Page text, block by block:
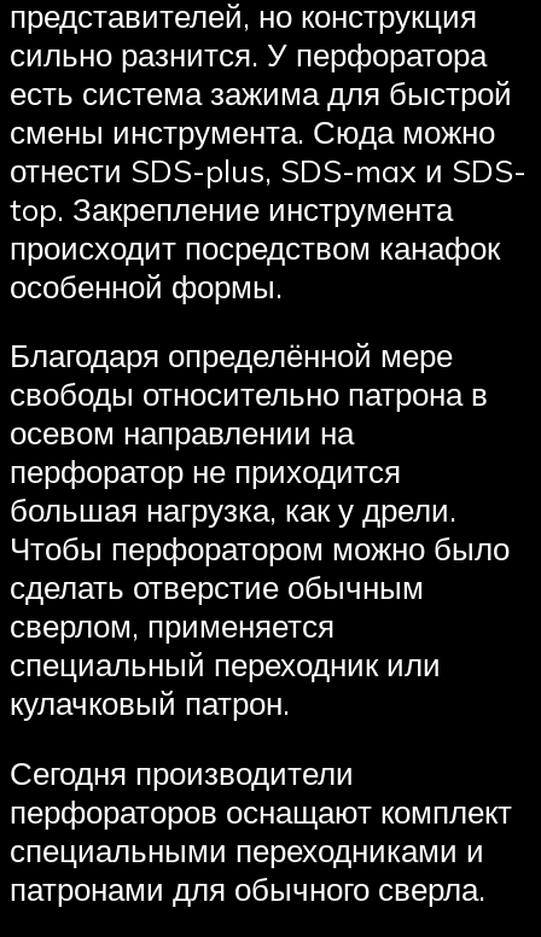
представителей, но конструкция
сильно разнится. У перфоратора
есть система зажима для быстрой
смены инструмента. Сюда можно
отнести SDS-plus, SDS-max и SDS-
top. Закрепление инструмента
происходит посредством канафок
особенной формы.
Благодаря определённой мере
свободы относительно патрона в
осевом направлении на
перфоратор не приходится
большая нагрузка, как у дрели.
Чтобы перфоратором можно было
сделать отверстие обычным
сверлом, применяется
специальный переходник или
кулачковый патрон.
Сегодня производители
перфораторов оснащают комплект
специальными переходниками и
патронами для обычного сверла.